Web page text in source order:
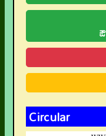
Circular